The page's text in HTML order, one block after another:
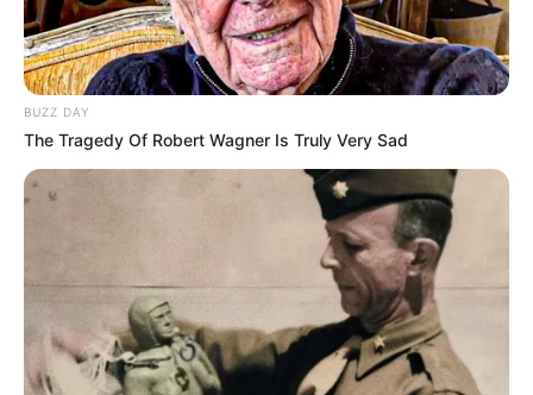
BUZZ DAY
The Tragedy Of Robert Wagner Is Truly Very Sad